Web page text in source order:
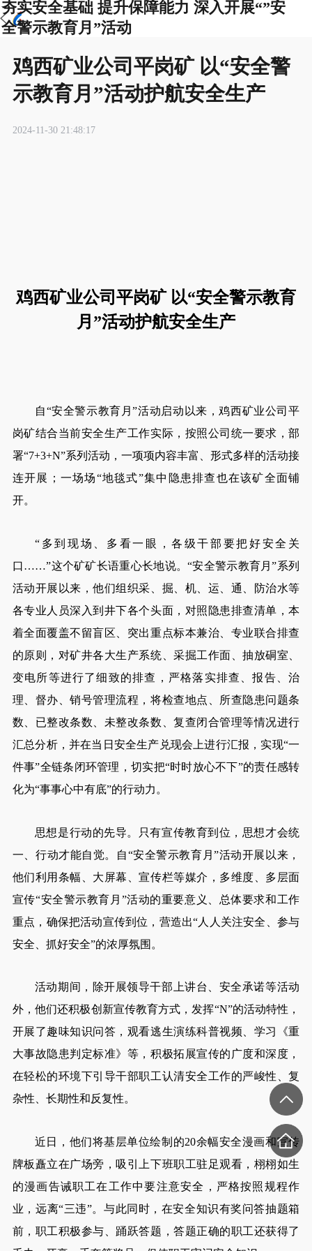
夯实安全基础 提升保障能力 深入开展“”安
全警示教育月”活动
鸡西矿业公司平岗矿 以“安全警
示教育月”活动护航安全生产
2024-11-30 21:48:17
鸡西矿业公司平岗矿 以“安全警示教育
月”活动护航安全生产
自“安全警示教育月”活动启动以来，鸡西矿业公司平
岗矿结合当前安全生产工作实际，按照公司统一要求，部
署“7+3+N”系列活动，一项项内容丰富、形式多样的活动接
连开展；一场场“地毯式”集中隐患排查也在该矿全面铺
开。
“多到现场、多看一眼，各级干部要把好安全关
口……”这个矿矿长语重心长地说。“安全警示教育月”系列
活动开展以来，他们组织采、掘、机、运、通、防治水等
各专业人员深入到井下各个头面，对照隐患排查清单，本
着全面覆盖不留盲区、突出重点标本兼治、专业联合排查
的原则，对矿井各大生产系统、采掘工作面、抽放硐室、
变电所等进行了细致的排查，严格落实排查、报告、治
理、督办、销号管理流程，将检查地点、所查隐患问题条
数、已整改条数、未整改条数、复查闭合管理等情况进行
汇总分析，并在当日安全生产兑现会上进行汇报，实现“一
件事”全链条闭环管理，切实把“时时放心不下”的责任感转
化为“事事心中有底”的行动力。
思想是行动的先导。只有宣传教育到位，思想才会统
一、行动才能自觉。自“安全警示教育月”活动开展以来，
他们利用条幅、大屏幕、宣传栏等媒介，多维度、多层面
宣传“安全警示教育月”活动的重要意义、总体要求和工作
重点，确保把活动宣传到位，营造出“人人关注安全、参与
安全、抓好安全”的浓厚氛围。
活动期间，除开展领导干部上讲台、安全承诺等活动
外，他们还积极创新宣传教育方式，发挥“N”的活动特性，
开展了趣味知识问答，观看逃生演练科普视频、学习《重
大事故隐患判定标准》等，积极拓展宣传的广度和深度，
在轻松的环境下引导干部职工认清安全工作的严峻性、复
杂性、长期性和反复性。
近日，他们将基层单位绘制的20余幅安全漫画和宣传
牌板矗立在广场旁，吸引上下班职工驻足观看，栩栩如生
的漫画告诫职工在工作中要注意安全，严格按照规程作
业，远离“三违”。与此同时，在安全知识有奖问答抽题箱
前，职工积极参与、踊跃答题，答题正确的职工还获得了